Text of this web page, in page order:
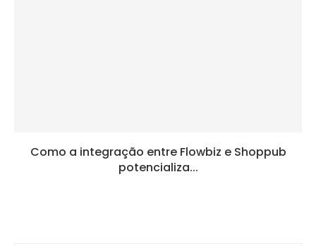
Como a integração entre Flowbiz e Shoppub
potencializa...